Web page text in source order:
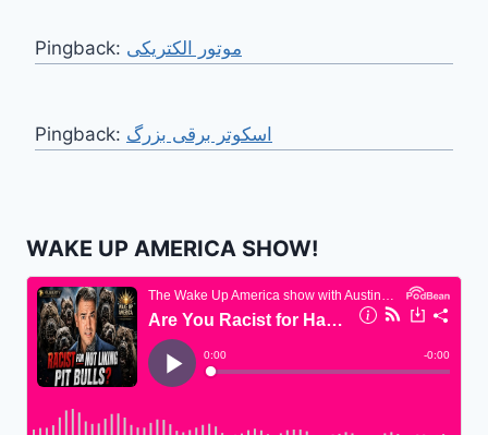
Pingback: موتور الکتریکی
Pingback: اسکوتر برقی بزرگ
WAKE UP AMERICA SHOW!